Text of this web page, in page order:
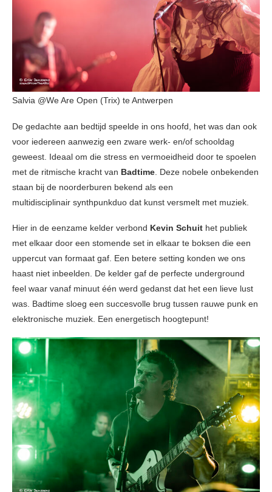
Salvia @We Are Open (Trix) te Antwerpen
De gedachte aan bedtijd speelde in ons hoofd, het was dan ook
voor iedereen aanwezig een zware werk- en/of schooldag
geweest. Ideaal om die stress en vermoeidheid door te spoelen
met de ritmische kracht van Badtime . Deze nobele onbekenden
staan bij de noorderburen bekend als een
multidisciplinair synthpunkduo dat kunst versmelt met muziek.
Hier in de eenzame kelder verbond Kevin Schuit het publiek
met elkaar door een stomende set in elkaar te boksen die een
uppercut van formaat gaf. Een betere setting konden we ons
haast niet inbeelden. De kelder gaf de perfecte underground
feel waar vanaf minuut één werd gedanst dat het een lieve lust
was. Badtime sloeg een succesvolle brug tussen rauwe punk en
elektronische muziek. Een energetisch hoogtepunt!